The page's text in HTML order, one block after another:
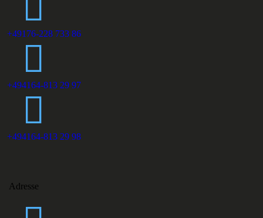
+49176-228 733 86
+494164-813 29 97
+494164-813 29 98
Adresse